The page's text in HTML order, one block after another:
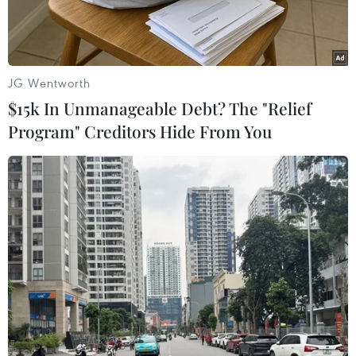
trước.
Ôtô nhập khẩu vào Việt Nam. (Ảnh: PV/Vietnam+)
Sau tăng trưởng 33% ở tháng Hai năm nay, bước
sang tháng ba vừa qua, sức tiêu thụ của thị
JG Wentworth
$15k In Unmanageable Debt? The "Relief
Program" Creditors Hide From You